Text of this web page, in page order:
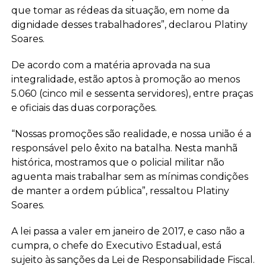
que tomar as rédeas da situação, em nome da
dignidade desses trabalhadores”, declarou Platiny
Soares.
De acordo com a matéria aprovada na sua
integralidade, estão aptos à promoção ao menos
5.060 (cinco mil e sessenta servidores), entre praças
e oficiais das duas corporações.
“Nossas promoções são realidade, e nossa união é a
responsável pelo êxito na batalha. Nesta manhã
histórica, mostramos que o policial militar não
aguenta mais trabalhar sem as mínimas condições
de manter a ordem pública”, ressaltou Platiny
Soares.
A lei passa a valer em janeiro de 2017, e caso não a
cumpra, o chefe do Executivo Estadual, está
sujeito às sanções da Lei de Responsabilidade Fiscal.